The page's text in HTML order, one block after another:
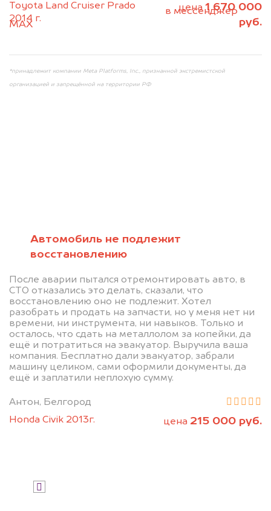
Toyota Land Cruiser Prado
2014 г.
цена1 670 000
руб.
Автомобиль не подлежит
восстановлению
После аварии пытался отремонтировать авто, в
СТО отказались это делать, сказали, что
восстановлению оно не подлежит. Хотел
разобрать и продать на запчасти, но у меня нет ни
времени, ни инструмента, ни навыков. Только и
осталось, что сдать на металлолом за копейки, да
ещё и потратиться на эвакуатор. Выручила ваша
компания. Бесплатно дали эвакуатор, забрали
машину целиком, сами оформили документы, да
ещё и заплатили неплохую сумму.
Антон, Белгород
Honda Civik 2013г.
цена 215 000 руб.
+79584983298 по WhatsApp*, в мессенджер
MAX
*принадлежит компании Meta Platforms, Inc., признанной экстремистской
организацией и запрещённой на территории РФ
БЕСПЛАТНО
разборку.
Мы купим ваше авто на 20.000 руб.
дороже, чем предлагают на
автоаукционах.